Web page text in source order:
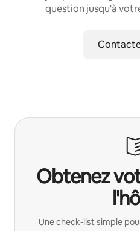
question jusqu'à
Obtenez
Une check-list simple